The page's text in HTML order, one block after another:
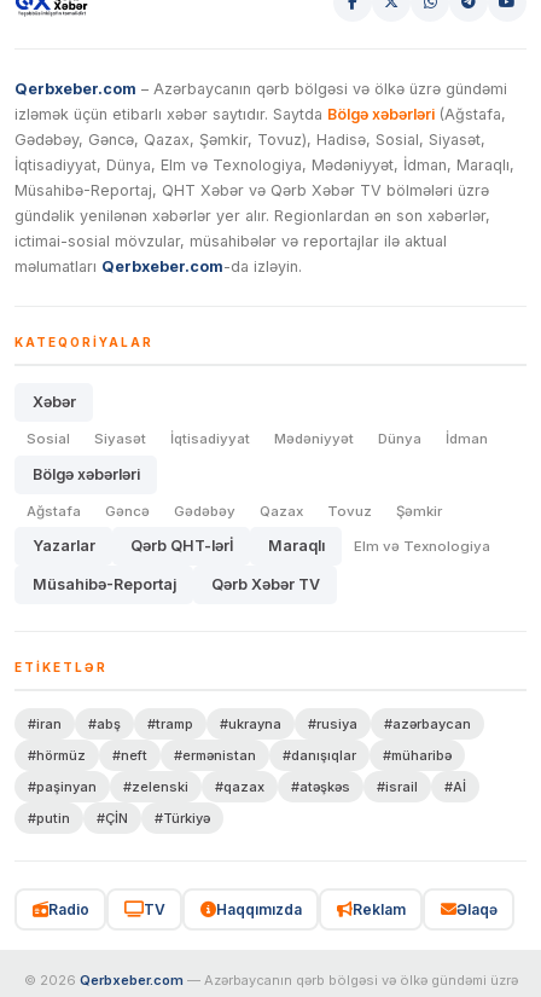
Qerbxeber.com – Azərbaycanın qərb bölgəsi və ölkə üzrə gündəmi
izləmək üçün etibarlı xəbər saytıdır. Saytda Bölgə xəbərləri (Ağstafa,
Gədəbəy, Gəncə, Qazax, Şəmkir, Tovuz), Hadisə, Sosial, Siyasət,
İqtisadiyyat, Dünya, Elm və Texnologiya, Mədəniyyət, İdman, Maraqlı,
Müsahibə-Reportaj, QHT Xəbər və Qərb Xəbər TV bölmələri üzrə
gündəlik yenilənən xəbərlər yer alır. Regionlardan ən son xəbərlər,
ictimai-sosial mövzular, müsahibələr və reportajlar ilə aktual
məlumatları Qerbxeber.com-da izləyin.
KATEQORIYALAR
Xəbər
Sosial Siyasət İqtisadiyyat Mədəniyyət Dünya İdman
Bölgə xəbərləri
Ağstafa Gəncə Gədəbəy Qazax Tovuz Şəmkir
Yazarlar Qərb QHT-lərİ Maraqlı Elm və Texnologiya
Müsahibə-Reportaj Qərb Xəbər TV
ETIKETLƏR
#iran #abş #tramp #ukrayna #rusiya
#azərbaycan
#hörmüz
#neft #ermənistan #danışıqlar
#müharibə
#paşinyan
#zelenski #qazax #atəşkəs #israil
#Aİ
#putin
#ÇİN #Türkiyə
Radio TV Haqqımızda Reklam Əlaqə
© 2026 Qerbxeber.com — Azərbaycanın qərb bölgəsi və ölkə gündəmi üzrə